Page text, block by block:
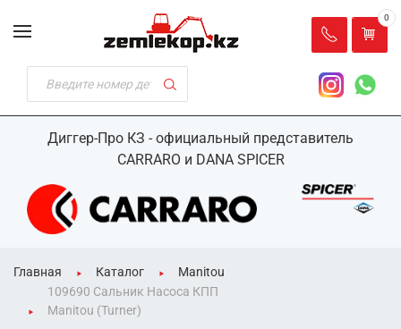
Диггер-Про КЗ - официальный представитель
CARRARO и DANA SPICER
0
Главная Каталог
Manitou
109690 Сальник Насоса КПП
Manitou (Turner)